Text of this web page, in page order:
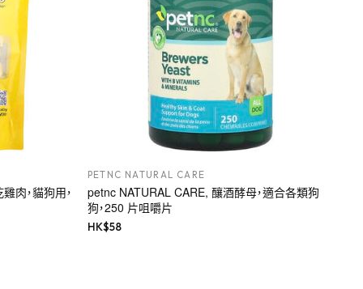
肉，貓狗用，
PETNC NATURAL CARE
petnc NATURAL CARE, 釀酒酵母，適合各類狗
狗，250 片咀嚼片
HK$58